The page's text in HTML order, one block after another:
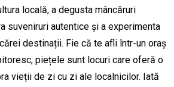
locală, a degusta mâncăruri
suveniruri autentice și a experimenta
destinații. Fie că te afli într-un oraș
piețele sunt locuri care oferă o
vieții de zi cu zi ale localnicilor. Iată